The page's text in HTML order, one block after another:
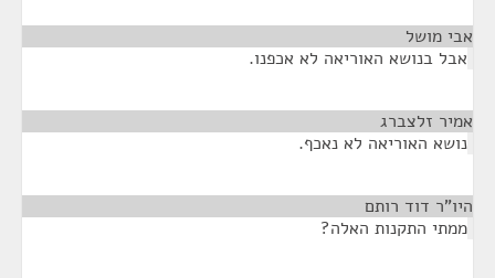
אבי מושל
אבל בנושא האוריאה לא אכפנו.
אמיר זלצברג
נושא האוריאה לא נאכף.
היו"ר דוד רותם
ממתי התקנות האלה?